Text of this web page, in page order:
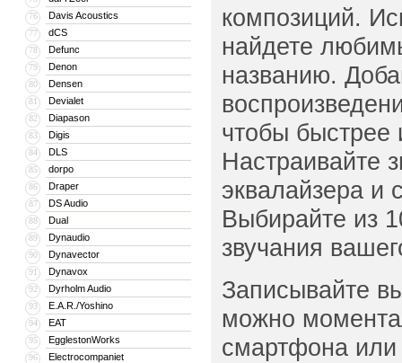
76 Davis Acoustics
77 dCS
78 Defunc
79 Denon
80 Densen
81 Devialet
82 Diapason
83 Digis
84 DLS
85 dorpo
86 Draper
87 DS Audio
88 Dual
89 Dynaudio
90 Dynavector
91 Dynavox
92 Dyrholm Audio
93 E.A.R./Yoshino
94 EAT
95 EgglestonWorks
96 Electrocompaniet
композиций.
найдете
названию.
чтобы быстрее
Настраивайте
эквалайзера и
Выбирайте из
звучания
Записывайте
можно
смартфона или